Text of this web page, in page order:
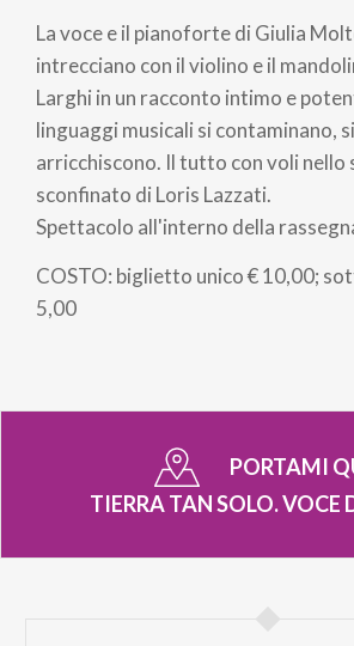
di
pane
La voce e il pianoforte di Giulia
intrecciano con il violino e il
Larghi in un racconto intimo e
linguaggi musicali si contaminano,
arricchiscono. Il tutto con voli nello
sconfinato di Loris Lazzati.
Spettacolo all'interno della
COSTO: biglietto unico € 10,00;
5,00
PORTAMI
TIERRA TAN SOLO. VOCE